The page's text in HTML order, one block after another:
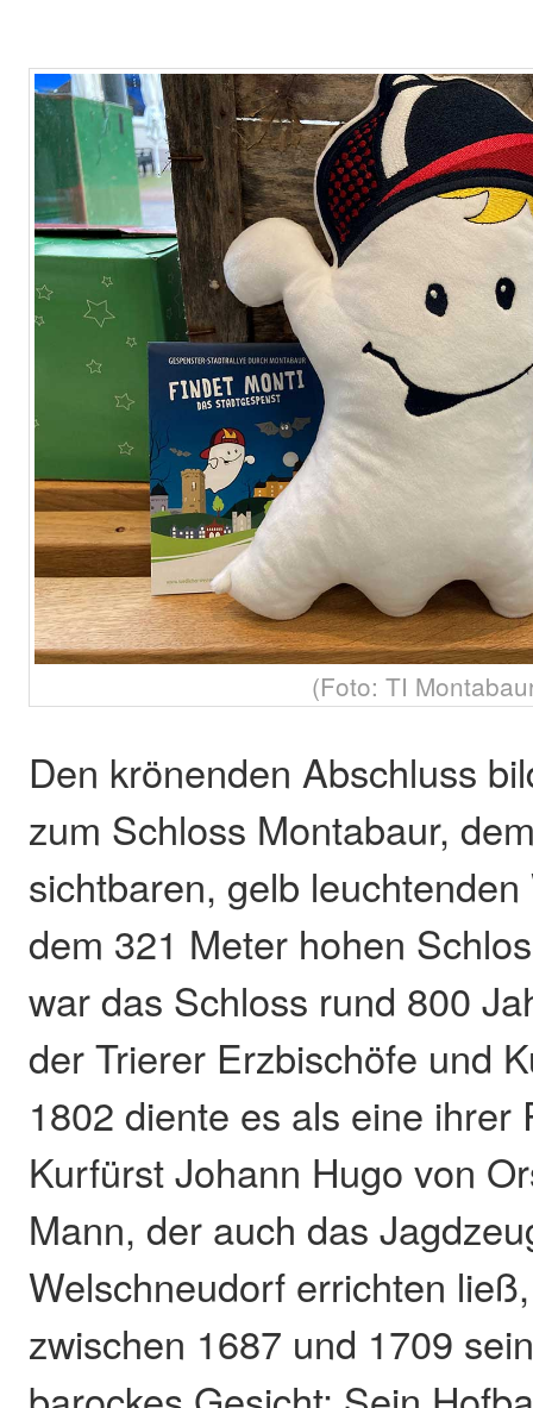
(Foto: TI
Den krönenden Abschluss
zum Schloss Montabaur,
sichtbaren, gelb
dem 321 Meter hohen
war das Schloss rund 800
der Trierer Erzbischöfe und
1802 diente es als eine ihrer
Kurfürst Johann Hugo von
Mann, der auch das
Welschneudorf errichten
zwischen 1687 und 1709